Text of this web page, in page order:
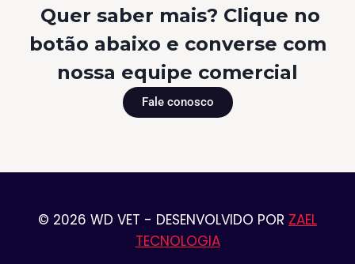
Quer saber mais? Clique no
botão abaixo e converse com
nossa equipe comercial
Fale conosco
© 2026 WD VET - DESENVOLVIDO POR ZAEL
TECNOLOGIA